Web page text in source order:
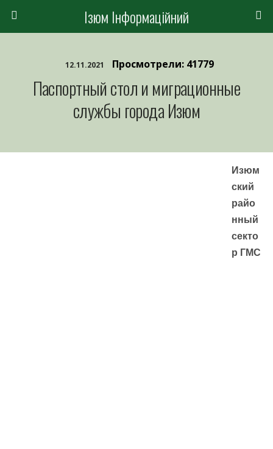
Ізюм Інформаційний
12.11.2021 Просмотрели: 41779
Паспортный стол и миграционные
службы города Изюм
Изюм
ский
райо
нный
секто
р ГМС